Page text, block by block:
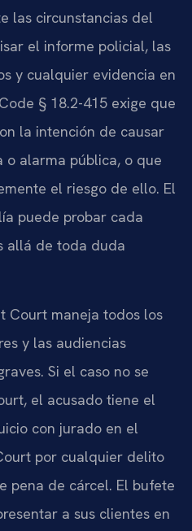
las circunstancias del
el informe policial, las
y cualquier evidencia en
§ 18.2-415 exige que
la intención de causar
o alarma pública, o que
el riesgo de ello. El
puede probar cada
allá de toda duda
Court maneja todos los
y las audiencias
Si el caso no se
el acusado tiene el
con jurado en el
por cualquier delito
pena de cárcel. El bufete
a sus clientes en